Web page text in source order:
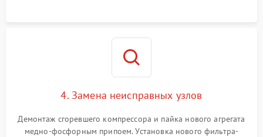
4. Замена неисправных узлов
Демонтаж сгоревшего компрессора и пайка нового агрегата
медно-фосфорным припоем. Установка нового фильтра-